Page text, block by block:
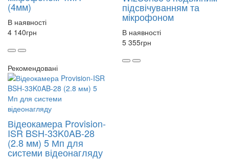
(4мм)
В наявності
4 140грн
підсвічуванням та
мікрофоном
В наявності
5 355грн
Рекомендовані
Відеокамера Provision-
ISR BSH-33K0AB-28
(2.8 мм) 5 Мп для
системи відеонагляду